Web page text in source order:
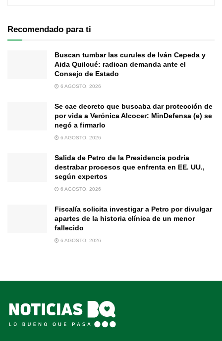
Recomendado para ti
Buscan tumbar las curules de Iván Cepeda y
Aida Quilcué: radican demanda ante el
Consejo de Estado
6 AGOSTO, 2026
Se cae decreto que buscaba dar protección de
por vida a Verónica Alcocer: MinDefensa (e) se
negó a firmarlo
6 AGOSTO, 2026
Salida de Petro de la Presidencia podría
destrabar procesos que enfrenta en EE. UU.,
según expertos
6 AGOSTO, 2026
Fiscalía solicita investigar a Petro por divulgar
apartes de la historia clínica de un menor
fallecido
6 AGOSTO, 2026